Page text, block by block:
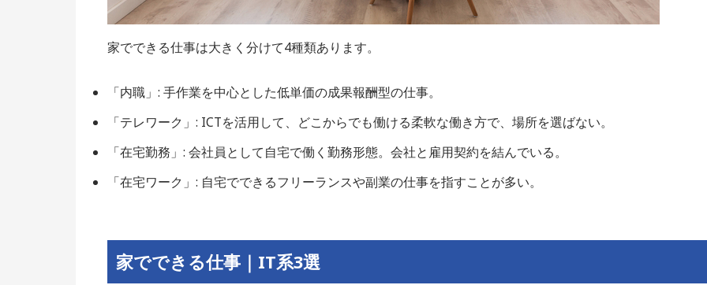
家でできる仕事は大きく分けて4種類あります。
「内職」: 手作業を中心とした低単価の成果報酬型の仕事。
「テレワーク」: ICTを活用して、どこからでも働ける柔軟な働き方で、場所を選ばない。
「在宅勤務」: 会社員として自宅で働く勤務形態。会社と雇用契約を結んでいる。
「在宅ワーク」: 自宅でできるフリーランスや副業の仕事を指すことが多い。
家でできる仕事｜IT系3選